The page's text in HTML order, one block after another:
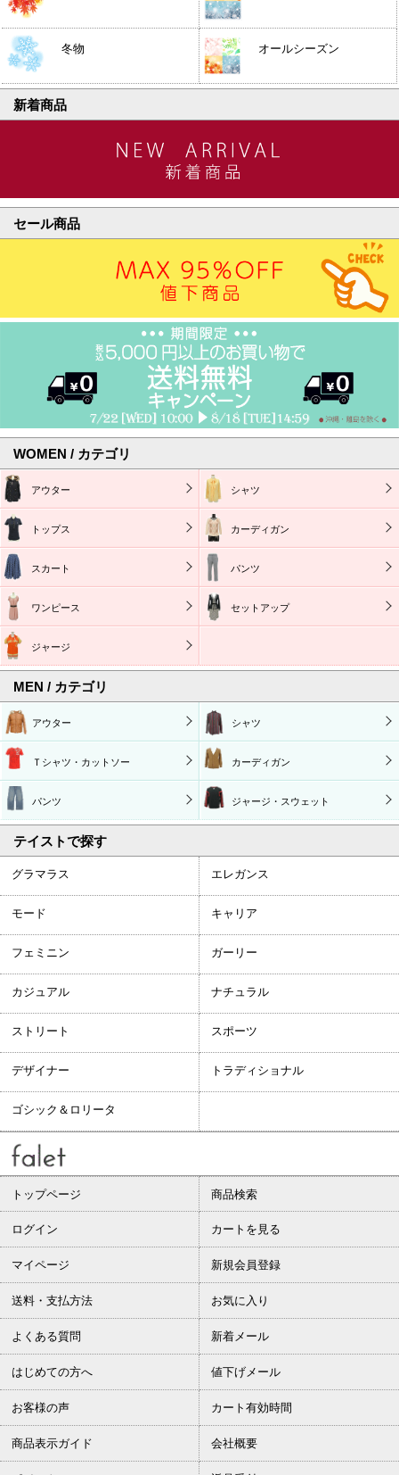
冬物 オールシーズン
新着商品
セール商品
WOMEN / カテゴリ
アウター シャツ
トップス カーディガン
スカート パンツ
ワンピース セットアップ
ジャージ
MEN / カテゴリ
アウター シャツ
Ｔシャツ・カットソー カーディガン
パンツ ジャージ・スウェット
テイストで探す
グラマラス エレガンス
モード キャリア
フェミニン ガーリー
カジュアル ナチュラル
ストリート スポーツ
デザイナー トラディショナル
ゴシック＆ロリータ
トップページ 商品検索
ログイン カートを見る
マイページ 新規会員登録
送料・支払方法 お気に入り
よくある質問 新着メール
はじめての方へ 値下げメール
お客様の声 カート有効時間
商品表示ガイド 会社概要